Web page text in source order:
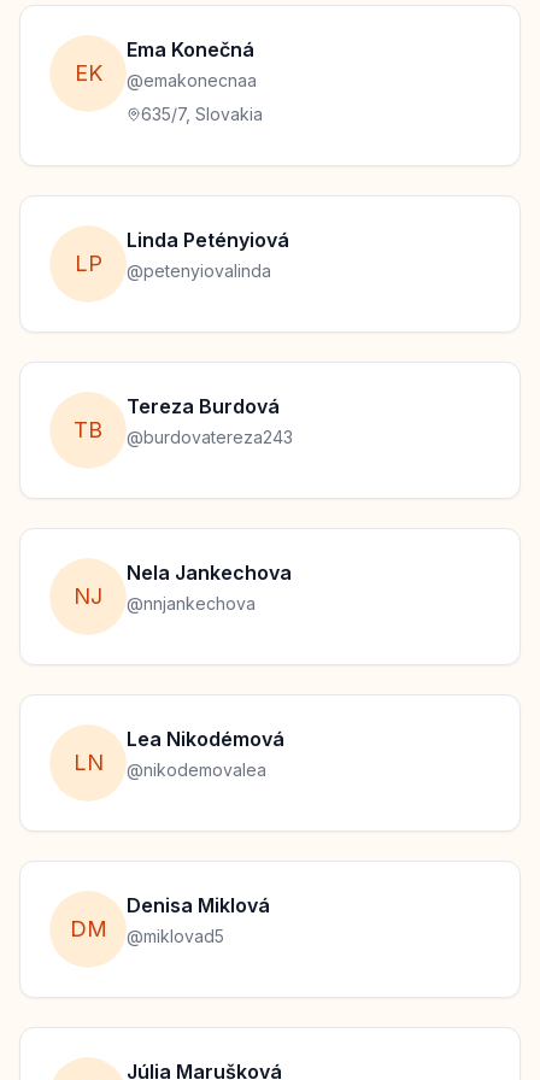
EK
Ema Konečná
@emakonecnaa
635/7, Slovakia
LP
Linda Petényiová
@petenyiovalinda
TB
Tereza Burdová
@burdovatereza243
NJ
Nela Jankechova
@nnjankechova
LN
Lea Nikodémová
@nikodemovalea
DM
Denisa Miklová
@miklovad5
Júlia Marušková